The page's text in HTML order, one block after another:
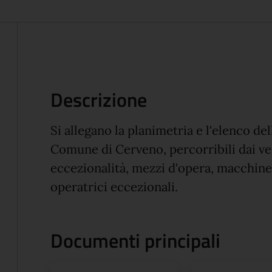
Descrizione
Si allegano la planimetria e l'elenco
Comune di Cerveno, percorribili dai
eccezionalità, mezzi d'opera,
operatrici eccezionali.
Documenti principali